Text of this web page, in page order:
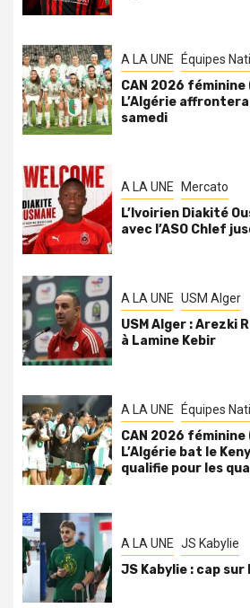
A LA UNE Équipes
CAN 2026 féminine
L’Algérie
samedi
A LA UNE Mercato
L’Ivoirien Diakité
avec l’ASO Chlef
A LA UNE USM Alger
USM Alger : Arezki
à Lamine Kebir
A LA UNE Équipes
CAN 2026 féminine
L’Algérie bat le
qualifie pour les
A LA UNE JS Kabylie
JS Kabylie : cap sur